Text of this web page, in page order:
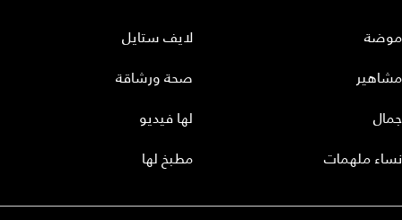
موضة
مشاهير
جمال
نساء ملهمات
لايف ستايل
صحة ورشاقة
لها فيديو
مطبخ لها